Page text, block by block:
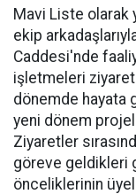
Mavi Liste olarak
ekip
Caddesi'nde
işletmeleri ziyaret
dönemde hayata
yeni dönem
Ziyaretler
göreve geldikleri
önceliklerinin